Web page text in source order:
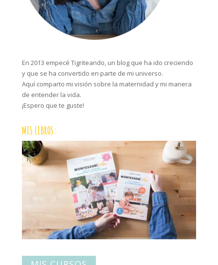
En 2013 empecé Tigriteando, un blog que ha ido creciendo
y que se ha convertido en parte de mi universo.
Aquí comparto mi visión sobre la maternidad y mi manera
de entender la vida.
¡Espero que te guste!
MIS LIBROS: